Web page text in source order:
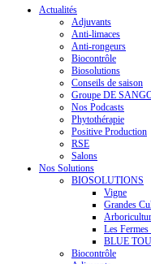
Actualités
Adjuvants
Anti-limaces
Anti-rongeurs
Biocontrôle
Biosolutions
Conseils de saison
Groupe DE
Nos Podcasts
Phytothérapie
Positive Production
RSE
Salons
Nos Solutions
BIOSOLUTIONS
Vigne
Grandes
Les
BLUE
Biocontrôle